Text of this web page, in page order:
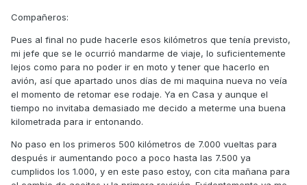
Compañeros:
Pues al final no pude hacerle esos kilómetros que tenía previsto,
mi jefe que se le ocurrió mandarme de viaje, lo suficientemente
lejos como para no poder ir en moto y tener que hacerlo en
avión, así que apartado unos días de mi maquina nueva no veía
el momento de retomar ese rodaje. Ya en Casa y aunque el
tiempo no invitaba demasiado me decido a meterme una buena
kilometrada para ir entonando.
No paso en los primeros 500 kilómetros de 7.000 vueltas para
después ir aumentando poco a poco hasta las 7.500 ya
cumplidos los 1.000, y en este paso estoy, con cita mañana para